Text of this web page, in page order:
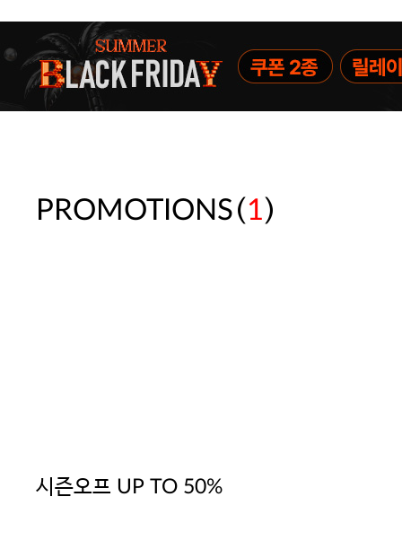
PROMOTIONS(1)
시즌오프 UP TO 50%